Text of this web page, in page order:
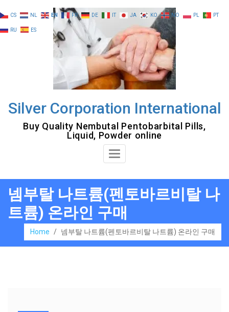
to
content
Silver Corporation International
Buy Quality Nembutal Pentobarbital Pills,
Liquid, Powder online
Toggle
넴부탈 나트륨(펜토바르비탈 나
트륨) 온라인 구매
Home / 넴부탈 나트륨(펜토바르비탈 나트륨) 온라인 구매
CS NL EN FR DE IT JA KO NO PL PT
RU ES